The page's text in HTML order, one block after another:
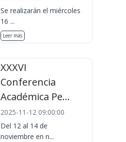
Se realizarán el miércoles
16 ...
Leer más
XXXVI
Conferencia
Académica Pe...
2025-11-12 09:00:00
Del 12 al 14 de
noviembre en n...